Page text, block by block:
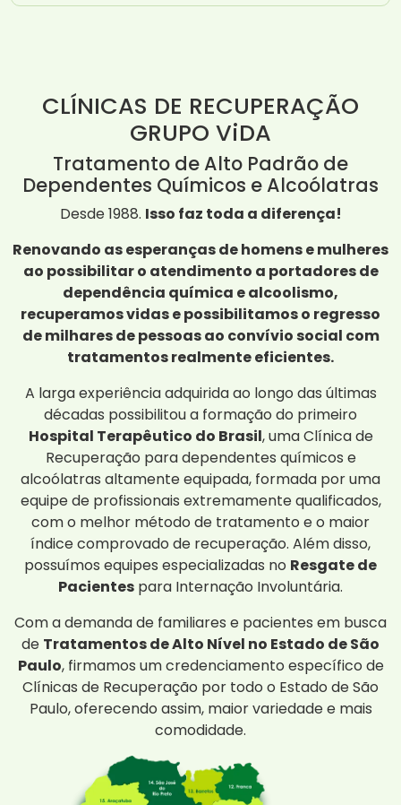
CLÍNICAS DE RECUPERAÇÃO
GRUPO ViDA
Tratamento de Alto Padrão de
Dependentes Químicos e Alcoólatras
Desde 1988. Isso faz toda a diferença!
Renovando as esperanças de homens e mulheres
ao possibilitar o atendimento a portadores de
dependência química e alcoolismo,
recuperamos vidas e possibilitamos o regresso
de milhares de pessoas ao convívio social com
tratamentos realmente eficientes.
A larga experiência adquirida ao longo das últimas
décadas possibilitou a formação do primeiro
Hospital Terapêutico do Brasil, uma Clínica de
Recuperação para dependentes químicos e
alcoólatras altamente equipada, formada por uma
equipe de profissionais extremamente qualificados,
com o melhor método de tratamento e o maior
índice comprovado de recuperação. Além disso,
possuímos equipes especializadas no Resgate de
Pacientes para Internação Involuntária.
Com a demanda de familiares e pacientes em busca
de Tratamentos de Alto Nível no Estado de São
Paulo, firmamos um credenciamento específico de
Clínicas de Recuperação por todo o Estado de São
Paulo, oferecendo assim, maior variedade e mais
comodidade.